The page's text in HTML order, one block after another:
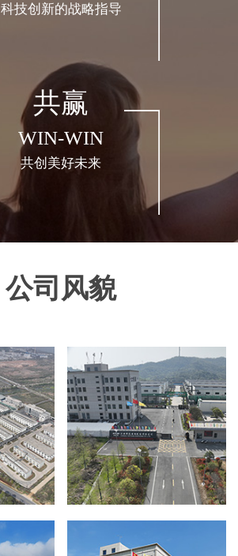
科技创新的战略指导
共赢
WIN-WIN
共创美好未来
公司风貌